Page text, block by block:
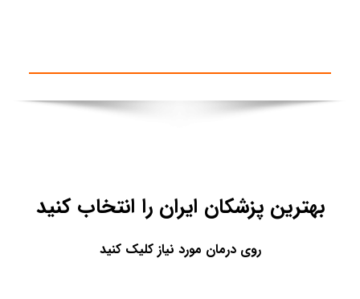
بهترین پزشکان ایران را انتخاب کنید
روی درمان مورد نیاز کلیک کنید